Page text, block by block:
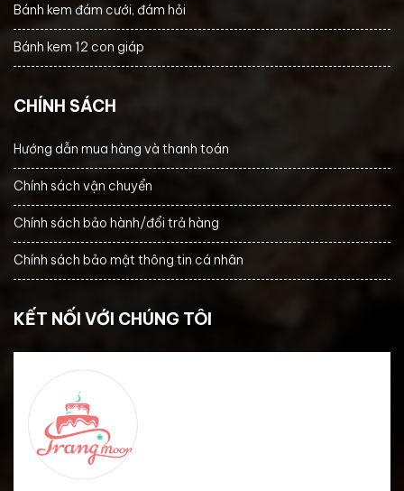
Bánh kem đám cưới, đám hỏi
Bánh kem 12 con giáp
CHÍNH SÁCH
Hướng dẫn mua hàng và thanh toán
Chính sách vận chuyển
Chính sách bảo hành/đổi trả hàng
Chính sách bảo mật thông tin cá nhân
KẾT NỐI VỚI CHÚNG TÔI